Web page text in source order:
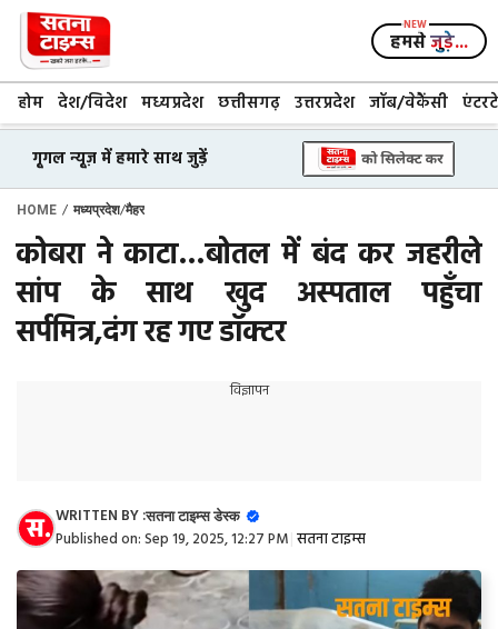
Skip
content
हमसेजुड़े...
होम देश/विदेश मध्यप्रदेश छत्तीसगढ़ उत्तरप्रदेश जॉब/वेकैंसी
गूगल न्यूज़ में हमारे साथ जुड़ें
HOME / मध्यप्रदेश/मैहर
कोबरा ने काटा…बोतल में बंद कर जहरीले
सांप के साथ खुद अस्पताल पहुँचा
सर्पमित्र,दंग रह गए डॉक्टर
विज्ञापन
WRITTEN BY :सतना टाइम्स डेस्क
Published on:Sep 19, 2025, 12:27 PM सतना टाइम्स